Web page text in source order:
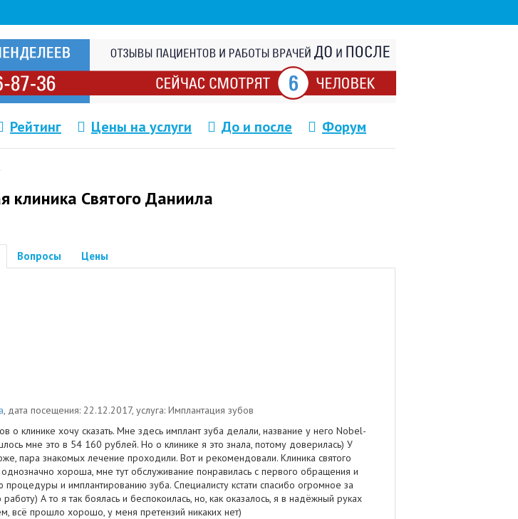
Рейтинг Цены на услуги До и после Форум
клиника Святого Даниила
Вопросы Цены
, дата посещения: 22.12.2017, услуга: Имплантация зубов
о клинике хочу сказать. Мне здесь имплант зуба делали, название у него Nobel-
мне это в 54 160 рублей. Но о клинике я это знала, потому доверилась) У
пара знакомых лечение проходили. Вот и рекомендовали. Клиника святого
хороша, мне тут обслуживание понравилась с первого обращения и
процедуры и имплантированию зуба. Специалисту кстати спасибо огромное за
работу) А то я так боялась и беспокоилась, но, как оказалось, я в надёжный руках
всё прошло хорошо, у меня претензий никаких нет)